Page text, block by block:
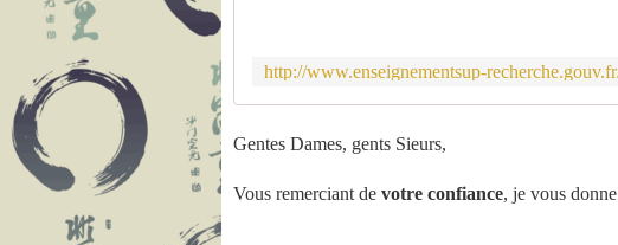
Gentes Dames, gents Sieurs,
Vous remerciant de votre confiance, je vous donne